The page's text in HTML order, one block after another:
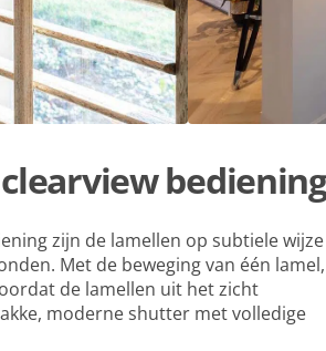
bediening
zijn de lamellen op subtiele wijze
Met de beweging van één lamel,
de lamellen uit het zicht
moderne shutter met volledige